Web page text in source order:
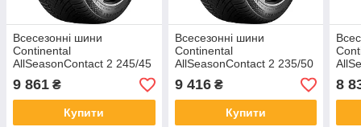
Всесезонні шини
Continental
AllSeasonContact 2 245/45
ZR17 99Y XL
9 861 ₴
Купити
Всесезонні шини
Continental
AllSeasonContact 2 235/50
ZR19 103W XL
9 416₴
Купити
8